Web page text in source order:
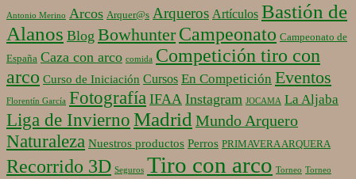
Antonio Merino Arcos Arquer@s Arqueros Artículos Bastión de
Alanos Blog Bowhunter Campeonato Campeonato de
España Caza con arco comida Competición tiro con
arco Curso de Iniciación Cursos En Competición Eventos
Florentín García Fotografía IFAA Instagram JOCAMA La Aljaba
Liga de Invierno Madrid Mundo Arquero
Naturaleza Nuestros productos Perros PRIMAVERA ARQUERA
Recorrido 3D Seguros Tiro con arco Torneo Torneo